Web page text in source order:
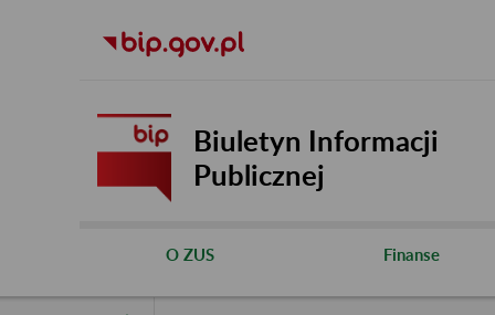
Biuletyn Informacji
Publicznej
O ZUS Finanse